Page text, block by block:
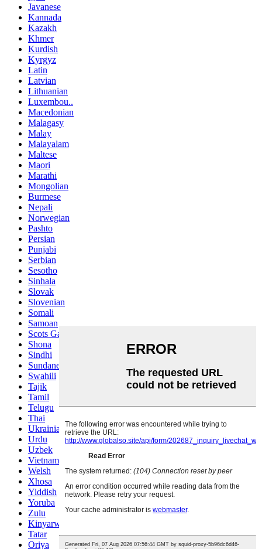
Javanese
Kannada
Kazakh
Khmer
Kurdish
Kyrgyz
Latin
Latvian
Lithuanian
Luxembou..
Macedonian
Malagasy
Malay
Malayalam
Maltese
Maori
Marathi
Mongolian
Burmese
Nepali
Norwegian
Pashto
Persian
Punjabi
Serbian
Sesotho
Sinhala
Slovak
Slovenian
Somali
Samoan
Scots Gaelic
Shona
Sindhi
Sundanese
Swahili
Tajik
Tamil
Telugu
Thai
Ukrainian
Urdu
Uzbek
Vietnamese
Welsh
Xhosa
Yiddish
Yoruba
Zulu
Kinyarwanda
Tatar
Oriya